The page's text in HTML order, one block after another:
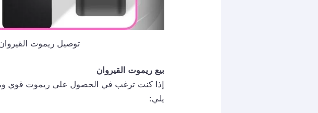
توصيل ريموت القيروان / 94959465 / بيع ريموت
بيع ريموت القيروان
إذا كنت ترغب في الحصول على ريموت قوي
يلي: